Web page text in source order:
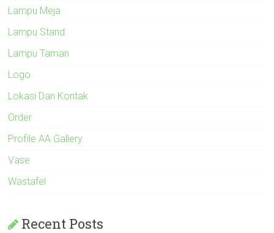
Lampu Meja
Lampu Stand
Lampu Taman
Logo
Lokasi Dan Kontak
Order
Profile AA Gallery
Vase
Wastafel
Recent Posts